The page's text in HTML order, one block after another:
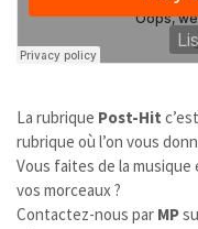
La rubrique Post-Hit
rubrique où l’on vous
Vous faites de la musique
vos morceaux ?
Contactez-nous par MP